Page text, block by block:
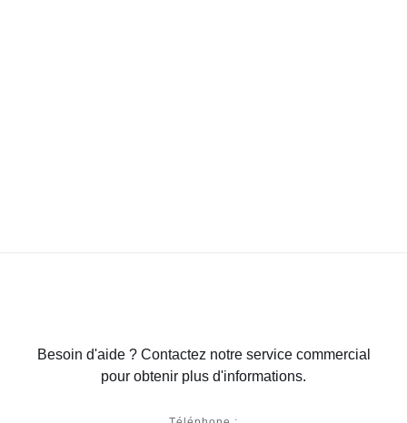
Besoin d'aide ? Contactez notre service commercial
pour obtenir plus d'informations.